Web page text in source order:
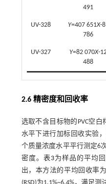
491
UV-328 Y=407 651X-
786
UV-327 Y=82 070X-
488
2.6 精密度和回收率
选取不含目标物的PVC空
水平下进行加标回收实验
个质量浓度水平平行测定6
密度。 表3为样品的平均
出，本方法的平均回收率